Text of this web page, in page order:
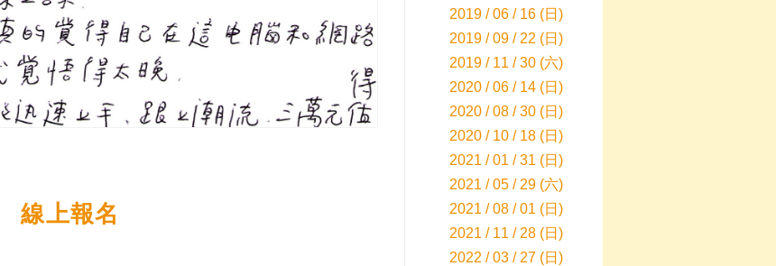
線上報名
2019 / 06 / 16 (日)
2019 / 09 / 22 (日)
2019 / 11 / 30 (六)
2020 / 06 / 14 (日)
2020 / 08 / 30 (日)
2020 / 10 / 18 (日)
2021 / 01 / 31 (日)
2021 / 05 / 29 (六)
2021 / 08 / 01 (日)
2021 / 11 / 28 (日)
2022 / 03 / 27 (日)